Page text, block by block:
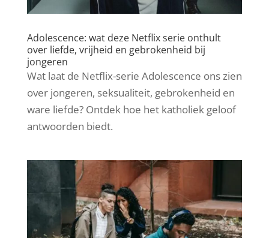
Adolescence: wat deze Netflix serie onthult
over liefde, vrijheid en gebrokenheid bij
jongeren
Wat laat de Netflix-serie Adolescence ons zien
over jongeren, seksualiteit, gebrokenheid en
ware liefde? Ontdek hoe het katholiek geloof
antwoorden biedt.